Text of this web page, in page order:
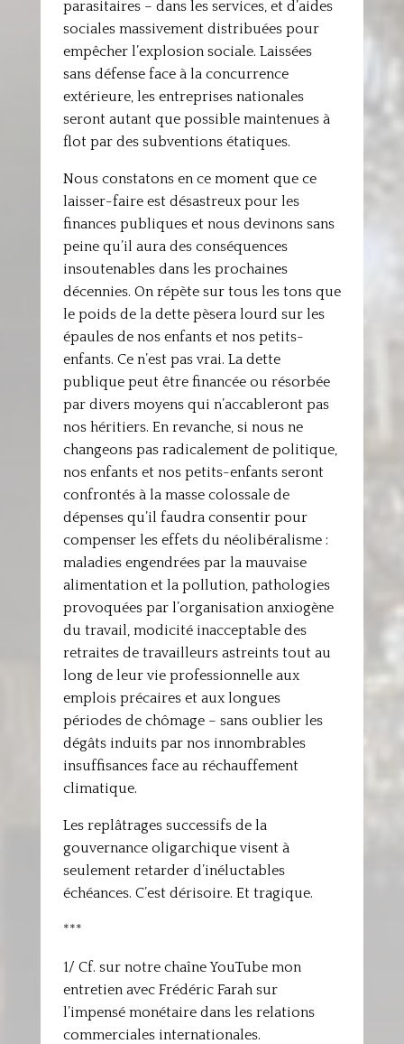
parasitaires – dans les services, et d’aides
sociales massivement distribuées pour
empêcher l’explosion sociale. Laissées
sans défense face à la concurrence
extérieure, les entreprises nationales
seront autant que possible maintenues à
flot par des subventions étatiques.
Nous constatons en ce moment que ce
laisser-faire est désastreux pour les
finances publiques et nous devinons sans
peine qu’il aura des conséquences
insoutenables dans les prochaines
décennies. On répète sur tous les tons que
le poids de la dette pèsera lourd sur les
épaules de nos enfants et nos petits-
enfants. Ce n’est pas vrai. La dette
publique peut être financée ou résorbée
par divers moyens qui n’accableront pas
nos héritiers. En revanche, si nous ne
changeons pas radicalement de politique,
nos enfants et nos petits-enfants seront
confrontés à la masse colossale de
dépenses qu’il faudra consentir pour
compenser les effets du néolibéralisme :
maladies engendrées par la mauvaise
alimentation et la pollution, pathologies
provoquées par l’organisation anxiogène
du travail, modicité inacceptable des
retraites de travailleurs astreints tout au
long de leur vie professionnelle aux
emplois précaires et aux longues
périodes de chômage – sans oublier les
dégâts induits par nos innombrables
insuffisances face au réchauffement
climatique.
Les replâtrages successifs de la
gouvernance oligarchique visent à
seulement retarder d’inéluctables
échéances. C’est dérisoire. Et tragique.
***
1/ Cf. sur notre chaîne YouTube mon
entretien avec Frédéric Farah sur
l’impensé monétaire dans les relations
commerciales internationales.